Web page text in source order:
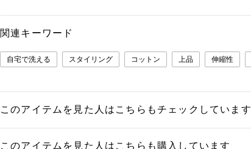
関連キーワード
自宅で洗える スタイリング コットン 上品 伸縮性
このアイテムを見た人はこちらもチェックしています
このアイテムを見た人はこちらも購入しています